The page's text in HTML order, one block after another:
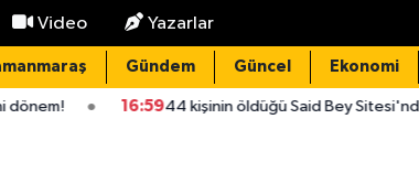
Video Yazarlar
Gündem Güncel Ekonomi
44 kişinin öldüğü Said Bey Sitesi'nde ikinci yapı